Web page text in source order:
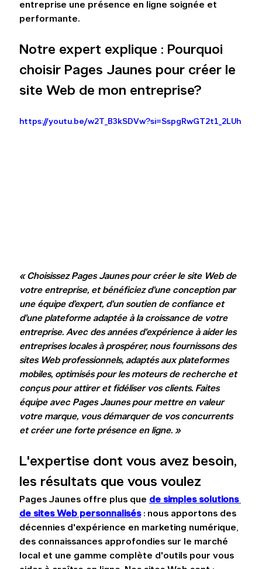
entreprise une présence en ligne soignée et
performante.
Notre expert explique : Pourquoi
choisir Pages Jaunes pour créer le
site Web de mon entreprise?
https://youtu.be/w2T_B3kSDVw?si=SspgRwGT2t1_2LUh
« Choisissez Pages Jaunes pour créer le site Web de
votre entreprise, et bénéficiez d'une conception par
une équipe d’expert, d'un soutien de confiance et
d'une plateforme adaptée à la croissance de votre
entreprise. Avec des années d'expérience à aider les
entreprises locales à prospérer, nous fournissons des
sites Web professionnels, adaptés aux plateformes
mobiles, optimisés pour les moteurs de recherche et
conçus pour attirer et fidéliser vos clients. Faites
équipe avec Pages Jaunes pour mettre en valeur
votre marque, vous démarquer de vos concurrents
et créer une forte présence en ligne. »
L'expertise dont vous avez besoin,
les résultats que vous voulez
Pages Jaunes offre plus que de simples solutions
de sites Web personnalisés : nous apportons des
décennies d'expérience en marketing numérique,
des connaissances approfondies sur le marché
local et une gamme complète d'outils pour vous